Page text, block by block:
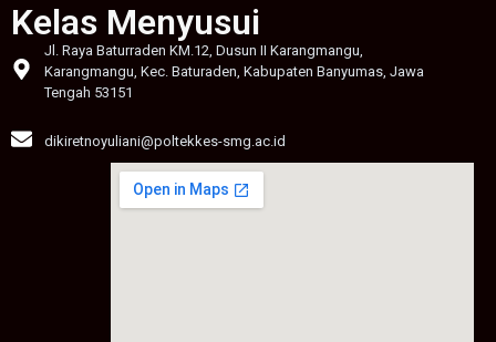
Kelas Menyusui
Jl. Raya Baturraden KM.12, Dusun II Karangmangu,
Karangmangu, Kec. Baturaden, Kabupaten Banyumas, Jawa
Tengah 53151
dikiretnoyuliani@poltekkes-smg.ac.id